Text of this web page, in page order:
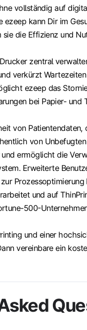
vollständig auf
ezeep kann Dir im
sie die Effizienz und
zentral
verkürzt
ezeep das
bei Papier- und
von Patientendaten,
von
ermöglicht die
Erweiterte
und auf
500-
und einer
vereinbare ein